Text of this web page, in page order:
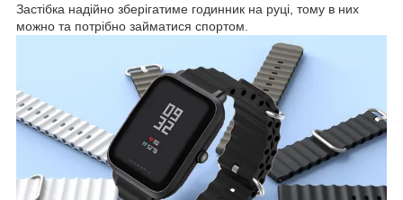
Застібка надійно зберігатиме годинник на руці, тому в них
можно та потрібно займатися спортом.